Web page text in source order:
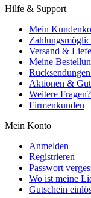
Hilfe & Support
Mein
Versand &
Meine
Aktionen &
Weitere Fragen?
Firmenkunden
Mein Konto
Anmelden
Registrieren
Passwort
Wo ist meine
Gutschein